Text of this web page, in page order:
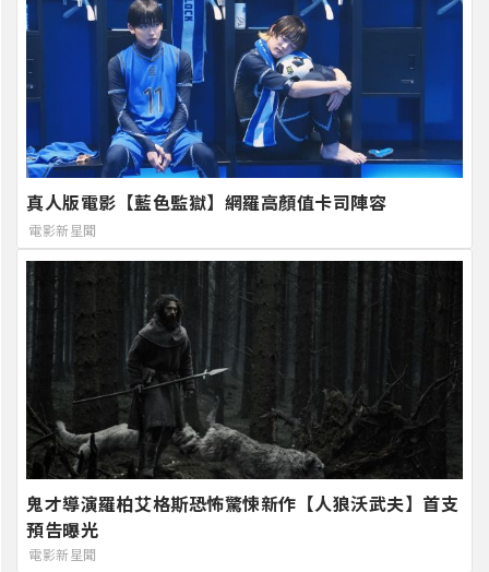
真人版電影【藍色監獄】網羅高顏值卡司陣容
電影新星聞
鬼才導演羅柏艾格斯恐怖驚悚新作【人狼沃武夫】首支
預告曝光
電影新星聞